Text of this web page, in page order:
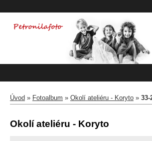
Úvod » Fotoalbum » Okolí ateliéru - Koryto » 33-
Okolí ateliéru - Koryto